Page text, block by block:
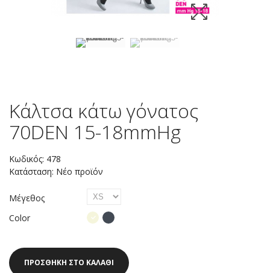
Κάλτσα κάτω γόνατος
70DEN 15-18mmHg
Κωδικός: 478
Κατάσταση: Νέο προϊόν
Μέγεθος
Color
ΠΡΟΣΘΉΚΗ ΣΤΟ ΚΑΛΆΘΙ